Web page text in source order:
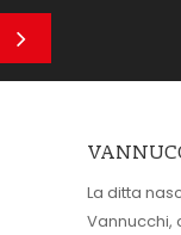
La ditta
Vannucchi,